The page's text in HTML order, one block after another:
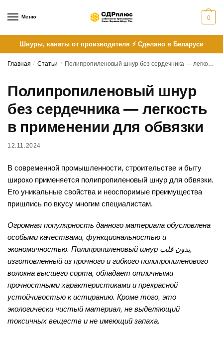
Меню 0
Шнуры, канаты от производителя ⚡ Сделано в Беларуси
Главная / Статьи / Полипропиленовый шнур без сердечника — легкость в применении для обвязки
Полипропиленовый шнур
без сердечника — легкость
в применении для обвязки
12.11.2024
В современной промышленности, строительстве и быту
широко применяется полипропиленовый шнур для обвязки.
Его уникальные свойства и неоспоримые преимущества
пришлись по вкусу многим специалистам.
Огромная популярность данного материала обусловлена
особыми качествами, функциональностью и
экономичностью. Полипропиленовый шнур بدون قلب,
изготовленный из прочного и гибкого полипропиленового
волокна высшего сорта, обладает отличными
прочностными характеристиками и прекрасной
устойчивостью к истиранию. Кроме того, это
экологически чистый материал, не выделяющий
токсичных веществ и не имеющий запаха.